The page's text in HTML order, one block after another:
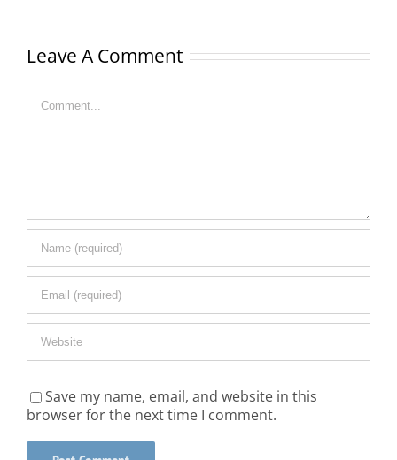
Leave A Comment
Save my name, email, and website in this
browser for the next time I comment.